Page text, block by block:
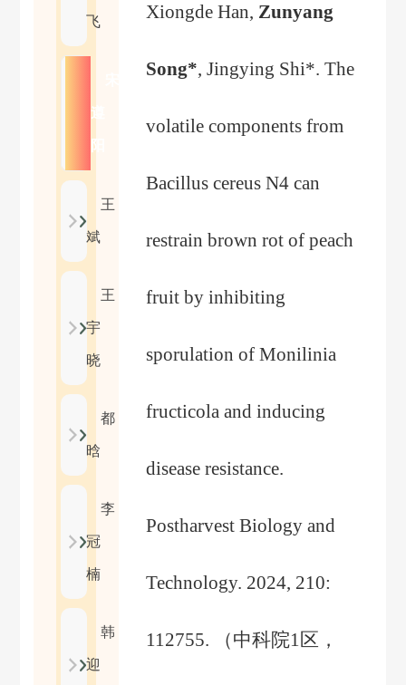
飞
遵
阳
王
斌
王
宇
晓
都
晗
李
冠
楠
韩
迎
Xiongde Han, Zunyang
Song*, Jingying Shi*. The
volatile components from
Bacillus cereus N4 can
restrain brown rot of peach
fruit by inhibiting
sporulation of Monilinia
fructicola and inducing
disease resistance.
Postharvest Biology and
Technology. 2024, 210:
112755. （中科院1区，